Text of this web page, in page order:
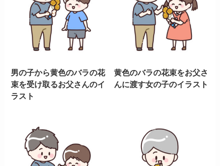
男の子から黄色のバラの花
束を受け取るお父さんのイ
ラスト
黄色のバラの花束をお父さ
んに渡す女の子のイラスト